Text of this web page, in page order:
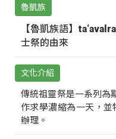
魯凱族
【魯凱族語】
士祭的由來
文化介紹
傳統祖靈祭是一系列為
作求學濃縮為一天，並
辦理。